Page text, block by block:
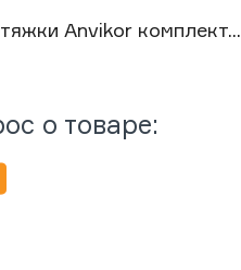
Anvikor комплект...
о товаре: